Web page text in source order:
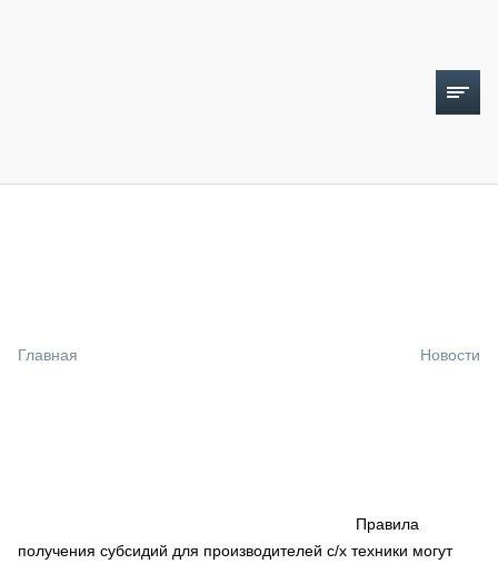
СПЕЦПРОЕКТЫ
Главная Новости
Правила
получения субсидий для производителей с/х техники могут